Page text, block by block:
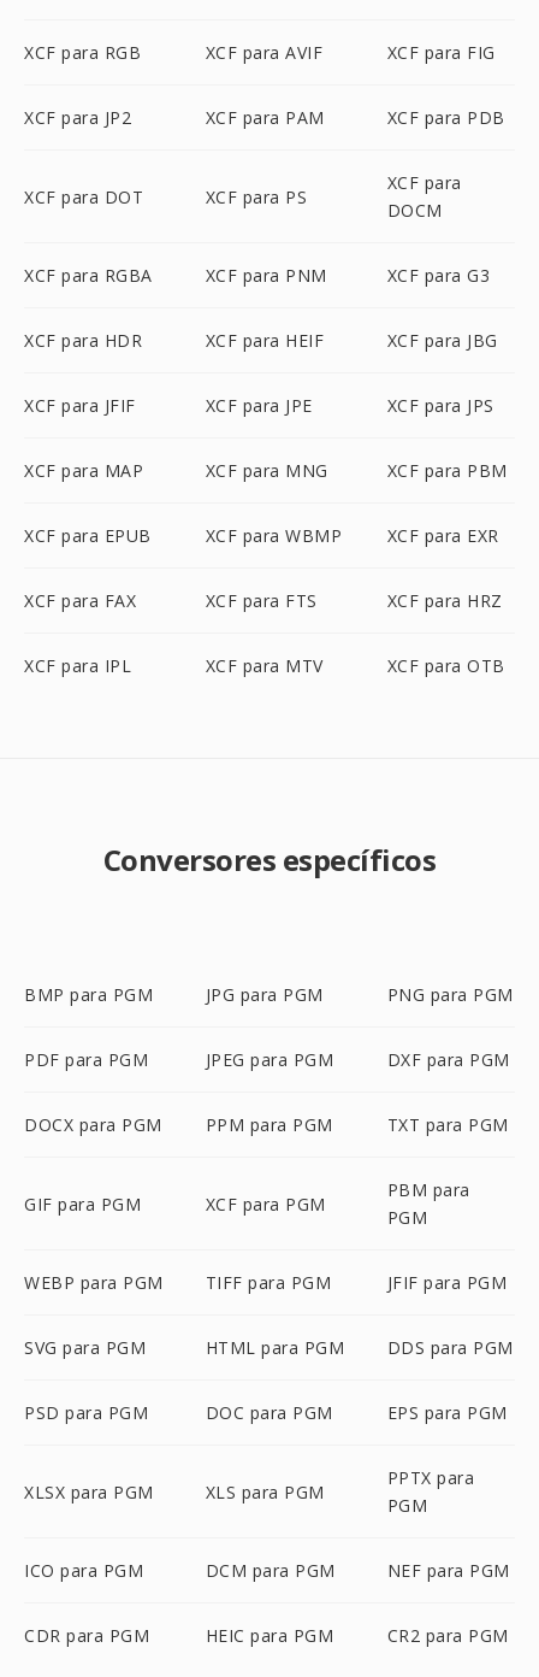
XCF para RGB XCF para AVIF XCF para FIG
XCF para JP2 XCF para PAM XCF para PDB
XCF para DOT XCF para PS
XCF para
DOCM
XCF para RGBA XCF para PNM XCF para G3
XCF para HDR XCF para HEIF XCF para JBG
XCF para JFIF XCF para JPE XCF para JPS
XCF para MAP XCF para MNG XCF para PBM
XCF para EPUB XCF para WBMP XCF para EXR
XCF para FAX XCF para FTS XCF para HRZ
XCF para IPL XCF para MTV XCF para OTB
Conversores específicos
BMP para PGM JPG para PGM PNG para PGM
PDF para PGM JPEG para PGM DXF para PGM
DOCX para PGM PPM para PGM TXT para PGM
GIF para PGM XCF para PGM
PBM para
PGM
WEBP para PGM TIFF para PGM JFIF para PGM
SVG para PGM HTML para PGM DDS para PGM
PSD para PGM DOC para PGM EPS para PGM
XLSX para PGM XLS para PGM
PPTX para
PGM
ICO para PGM DCM para PGM NEF para PGM
CDR para PGM HEIC para PGM CR2 para PGM